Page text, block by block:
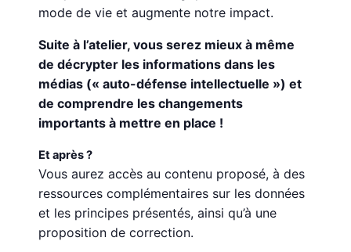
mode de vie et augmente notre impact.
Suite à l’atelier, vous serez mieux à même
de décrypter les informations dans les
médias (« auto-défense intellectuelle ») et
de comprendre les changements
importants à mettre en place !
Et après ?
Vous aurez accès au contenu proposé, à des
ressources complémentaires sur les données
et les principes présentés, ainsi qu’à une
proposition de correction.